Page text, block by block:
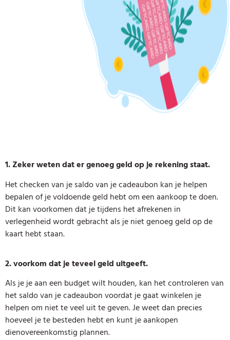
1. Zeker weten dat er genoeg geld op je rekening staat.
Het checken van je saldo van je cadeaubon kan je helpen
bepalen of je voldoende geld hebt om een aankoop te doen.
Dit kan voorkomen dat je tijdens het afrekenen in
verlegenheid wordt gebracht als je niet genoeg geld op de
kaart hebt staan.
2. voorkom dat je teveel geld uitgeeft.
Als je je aan een budget wilt houden, kan het controleren van
het saldo van je cadeaubon voordat je gaat winkelen je
helpen om niet te veel uit te geven. Je weet dan precies
hoeveel je te besteden hebt en kunt je aankopen
dienovereenkomstig plannen.